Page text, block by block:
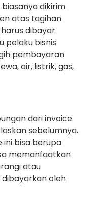
biasanya dikirim
atas tagihan
dibayar.
pelaku bisnis
pembayaran
air, listrik, gas,
dari invoice
sebelumnya.
ini bisa berupa
memanfaatkan
atau
oleh